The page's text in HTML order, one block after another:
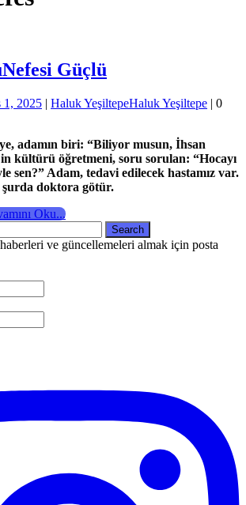
Nefesi Güçlü
1, 2025 | Haluk YeşiltepeHaluk Yeşiltepe | 0
adamın biri: “Biliyor musun, İhsan
kültürü öğretmeni, soru sorulan: “Hocayı
sen?” Adam, tedavi edilecek hastamız var.
şurda doktora götür.
Oku...
ve güncellemeleri almak için posta